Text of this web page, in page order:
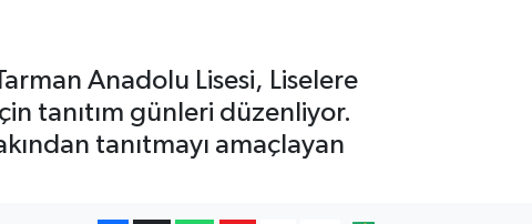
Anadolu Lisesi, Liselere
tanıtım günleri düzenliyor.
tanıtmayı amaçlayan